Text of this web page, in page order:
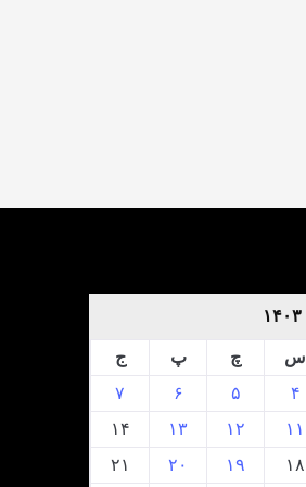
س چ پ
ج
۴ ۵ ۶
۷
۱۱ ۱۲ ۱۳
۱۴
۱۸ ۱۹ ۲۰ ۲۱